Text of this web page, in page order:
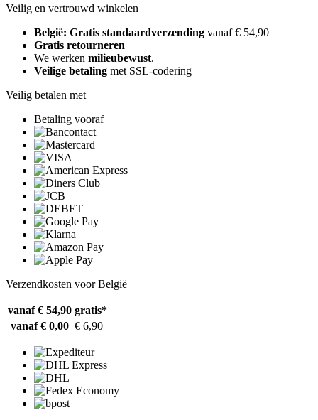
Veilig en vertrouwd winkelen
België: Gratis standaardverzending vanaf € 54,90
Gratis retourneren
We werken milieubewust.
Veilige betaling met SSL-codering
Veilig betalen met
Betaling vooraf
Verzendkosten voor België
vanaf € 54,90 gratis*
vanaf € 0,00 € 6,90